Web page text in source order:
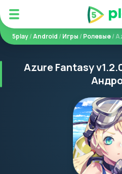
5play/Android /Игры /Ролевые/
Azure Fantasy